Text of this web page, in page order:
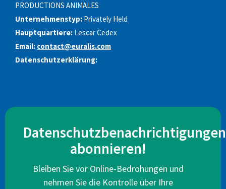
PRODUCTIONS ANIMALES
Unternehmenstyp: Privately Held
Hauptquartiere: Lescar Cedex
Email: contact@euralis.com
Datenschutzerklärung:
Datenschutzbenachrichtigungen
abonnieren!
Bleiben Sie vor Online-Bedrohungen und
nehmen Sie die Kontrolle über Ihre